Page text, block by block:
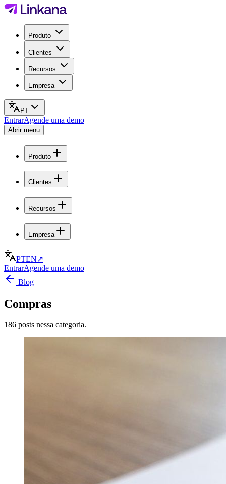
Produto
Clientes
Recursos
Empresa
PT
EntrarAgende uma demo
Abrir menu
Produto
Clientes
Recursos
Empresa
PTEN↗
EntrarAgende uma demo
Blog
Compras
186 posts nessa categoria.